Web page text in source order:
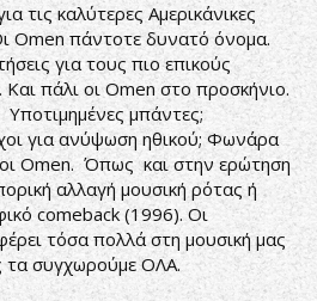
τις καλύτερες Αμερικάνικες
Omen πάντοτε δυνατό όνομα.
για τους πιο επικούς
πάλι οι Omen στο προσκήνιο.
Υποτιμημένες μπάντες;
για ανύψωση ηθικού; Φωνάρα
Omen. Όπως και στην ερώτηση
αλλαγή μουσική ρότας ή
comeback (1996). Οι
τόσα πολλά στη μουσική μας
συγχωρούμε ΟΛΑ.